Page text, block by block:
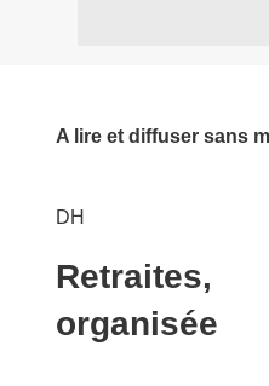
A lire et diffuser sans
DH
Retraites,
organisée